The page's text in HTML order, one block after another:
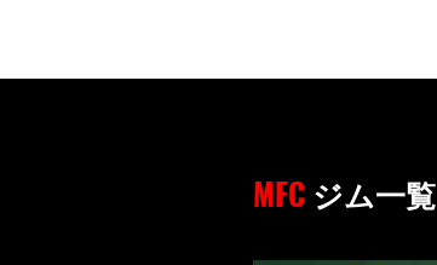
MFC ジム一覧